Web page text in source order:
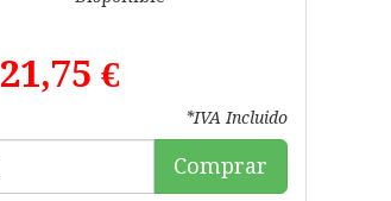
21,75 €
*IVA Incluido
Comprar